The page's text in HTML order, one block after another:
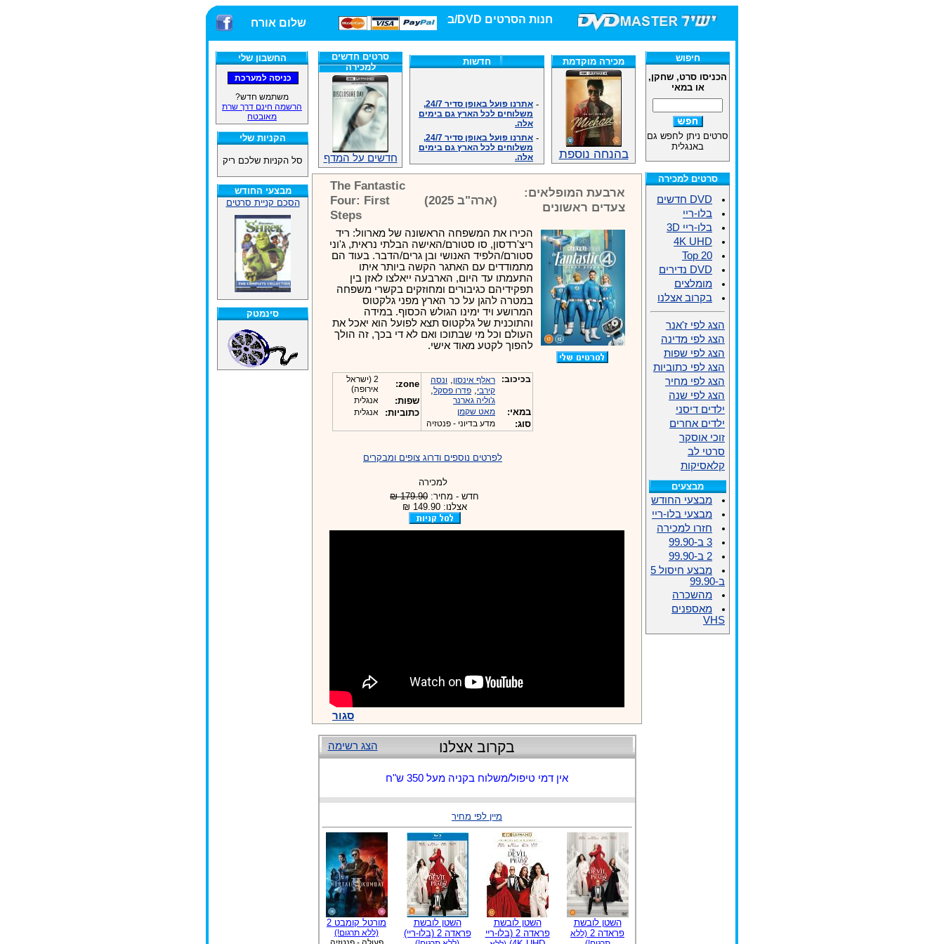
חנות הסרטים DVD/בלו-ריי/3D הגדולה ביותר! שלום אורח
החשבון שלי
משתמש חדש?
הרשמה חינם דרך שרת
מאובטח
הקניות שלי
סל הקניות שלכם ריק
מבצעי החודש
הסכם קניית סרטים
סינמטק
מכירה מוקדמת
בהנחה נוספת
חדשות
משלוחים לכל הארץ גם בימים
אלה.
משלוחים לכל הארץ גם בימים
אלה.
-אנחנו כאן לכול שאלה וזמינים
במענה הטלפוני שלנו.ובמייל
-מענה טלפוני: 09-7652392
לרשותכם פעיל 24/7
צוות דיוידי מאסטר ישיר.
אנחנו כאן לכול שאלה וזמינים
במענה הטלפוני שלנו.ובמייל
.האתר לרשותכם 24/7
מענה טלפוני: 09-7652392
צוות דיוידי מאסטר ישיר.
סרטים חדשים
למכירה
חדשים על המדף
ארבעת המופלאים:
צעדים ראשונים
(ארה"ב 2025)
The Fantastic
Four: First
Steps
הכירו את המשפחה הראשונה של מארוול: ריד
ריצ'רדסון, סו סטורם/האישה הבלתי נראית, ג'וני
סטורם/הלפיד האנושי ובן גרים/הדבר. בעוד הם
מתמודדים עם האתגר הקשה ביותר איתו
התעמתו עד היום, הארבעה ייאלצו לאזן בין
תפקידיהם כגיבורים ומחוזקים בקשרי משפחה
במטרה להגן על כר הארץ מפני גלקטוס
המרושע ויד ימינו הגולש הכסוף. במידה
והתוכנית של גלקטוס תצא לפועל הוא יאכל את
העולם וכל מי שבתוכו ואם לא די בכך, זה הולך
להפוך לקטע מאוד אישי.
בכיכוב: ראלף אינסון, ונסה
קירבי, פדרו פסקל,
ג'וליה גארנר
במאי: מאט שקמן
סוג: מדע בדיוני - פנטזיה
zone:
2 (ישראל
אירופה)
שפות: אנגלית
כתוביות: אנגלית
לפרטים נוספים ודרוג צופים ומבקרים
למכירה
חדש - מחיר: 179.90 ₪
אצלנו: 149.90 ₪
סגור
הצג רשימה בקרוב אצלנו
אין דמי טיפול/משלוח בקניה מעל 350 ש"ח
מיין לפי מחיר
השטן לובשת
פראדה 2
(ללא
השטן לובשת
פראדה 2 (בלו-ריי
השטן לובשת
פראדה 2 (בלו-ריי)
מורטל קומבט 2
(ללא תרגום!)
חיפוש
הכניסו סרט, שחקן,
או במאי
סרטים ניתן לחפש גם
באנגלית
סרטים למכירה
DVD חדשים
בלו-ריי
בלו-ריי 3D
4K UHD
Top 20
DVD נדירים
מומלצים
בקרוב אצלנו
הצג לפי ז'אנר
הצג לפי מדינה
הצג לפי שפות
הצג לפי כתוביות
הצג לפי מחיר
הצג לפי שנה
ילדים דיסני
ילדים אחרים
זוכי אוסקר
סרטי לב
קלאסיקות
מבצעים
מבצעי החודש
מבצעי בלו-ריי
חזרו למכירה
3 ב-99.90
2 ב-99.90
מבצע חיסול 5
ב-99.90
מהשכרה
מאספנים
VHS